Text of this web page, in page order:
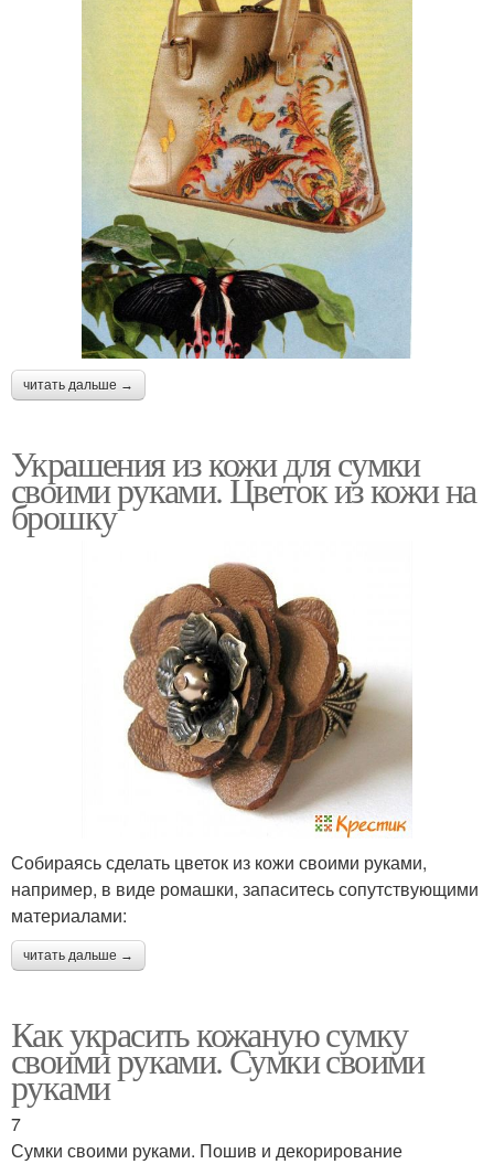
читать дальше →
Украшения из кожи для сумки
своими руками. Цветок из кожи на
брошку
Собираясь сделать цветок из кожи своими руками,
например, в виде ромашки, запаситесь сопутствующими
материалами:
читать дальше →
Как украсить кожаную сумку
своими руками. Сумки своими
руками
7
Сумки своими руками. Пошив и декорирование